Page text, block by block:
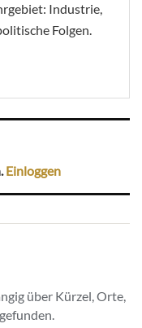
Industrie,
Folgen.
Einloggen
über Kürzel, Orte,